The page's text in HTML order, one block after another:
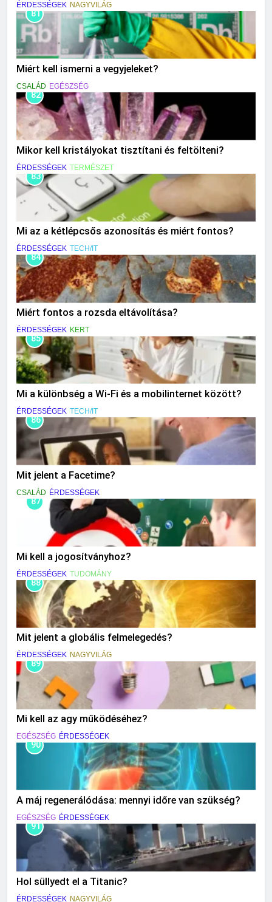
ÉRDESSÉGEK NAGYVILÁG
81
Miért kell ismerni a vegyjeleket?
CSALÁD EGÉSZSÉG
82
Mikor kell kristályokat tisztítani és feltölteni?
ÉRDESSÉGEK TERMÉSZET
83
Mi az a kétlépcsős azonosítás és miért fontos?
ÉRDESSÉGEK TECH/IT
84
Miért fontos a rozsda eltávolítása?
ÉRDESSÉGEK KERT
85
Mi a különbség a Wi-Fi és a mobilinternet között?
ÉRDESSÉGEK TECH/IT
86
Mit jelent a Facetime?
CSALÁD ÉRDESSÉGEK
87
Mi kell a jogosítványhoz?
ÉRDESSÉGEK TUDOMÁNY
88
Mit jelent a globális felmelegedés?
ÉRDESSÉGEK NAGYVILÁG
89
Mi kell az agy működéséhez?
EGÉSZSÉG ÉRDESSÉGEK
90
A máj regenerálódása: mennyi időre van szükség?
EGÉSZSÉG ÉRDESSÉGEK
91
Hol süllyedt el a Titanic?
ÉRDESSÉGEK NAGYVILÁG